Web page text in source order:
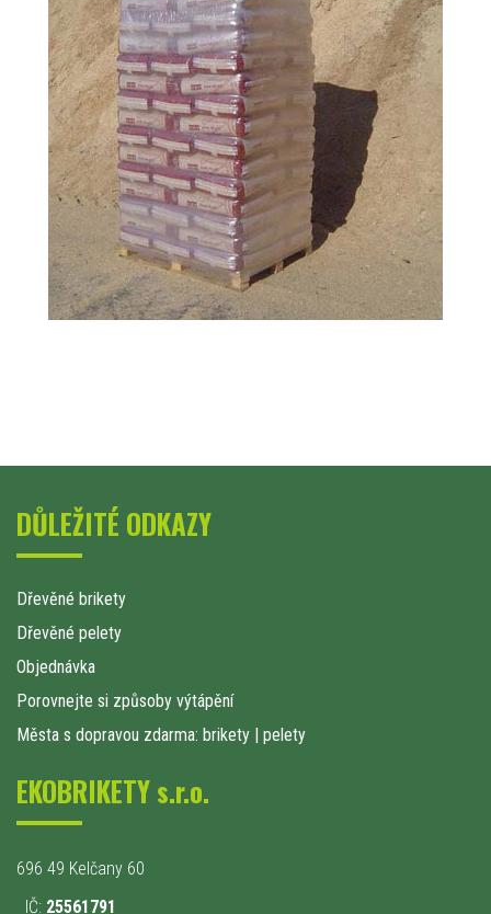
DŮLEŽITÉ ODKAZY
Dřevěné brikety
Dřevěné pelety
Objednávka
Porovnejte si způsoby výtápění
Města s dopravou zdarma: brikety | pelety
EKOBRIKETY s.r.o.
696 49 Kelčany 60
IČ: 25561791